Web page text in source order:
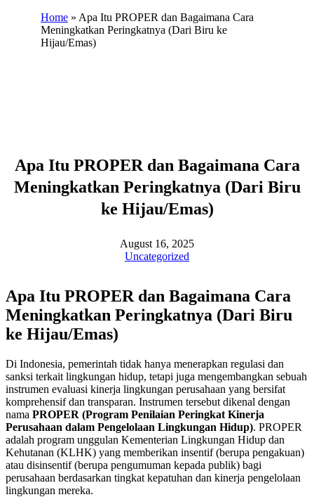
Home » Apa Itu PROPER dan Bagaimana Cara
Meningkatkan Peringkatnya (Dari Biru ke
Hijau/Emas)
Apa Itu PROPER dan Bagaimana Cara
Meningkatkan Peringkatnya (Dari Biru
ke Hijau/Emas)
August 16, 2025
Uncategorized
Apa Itu PROPER dan Bagaimana Cara
Meningkatkan Peringkatnya (Dari Biru
ke Hijau/Emas)
Di Indonesia, pemerintah tidak hanya menerapkan regulasi dan
sanksi terkait lingkungan hidup, tetapi juga mengembangkan sebuah
instrumen evaluasi kinerja lingkungan perusahaan yang bersifat
komprehensif dan transparan. Instrumen tersebut dikenal dengan
nama PROPER (Program Penilaian Peringkat Kinerja
Perusahaan dalam Pengelolaan Lingkungan Hidup). PROPER
adalah program unggulan Kementerian Lingkungan Hidup dan
Kehutanan (KLHK) yang memberikan insentif (berupa pengakuan)
atau disinsentif (berupa pengumuman kepada publik) bagi
perusahaan berdasarkan tingkat kepatuhan dan kinerja pengelolaan
lingkungan mereka.